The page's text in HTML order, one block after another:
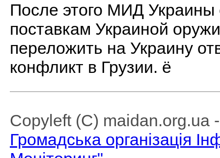
После этого МИД Украины
поставкам Украиной
переложить на Украину
конфликт в Грузии. ё
Copyleft (C) maidan.org.ua
Громадська організація